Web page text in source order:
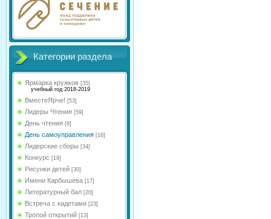
Категории раздела
Ярмарка кружков [35]
учебный год 2018-2019
ВместеЯрче! [53]
Лидеры Чтения [59]
День чтения [8]
День самоуправления [16]
Лидерские сборы [34]
Конкурс [19]
Рисунки детей [30]
Имени Карбышева [17]
Литературный бал [20]
Встреча с кадетами [23]
Тропой открытий [13]